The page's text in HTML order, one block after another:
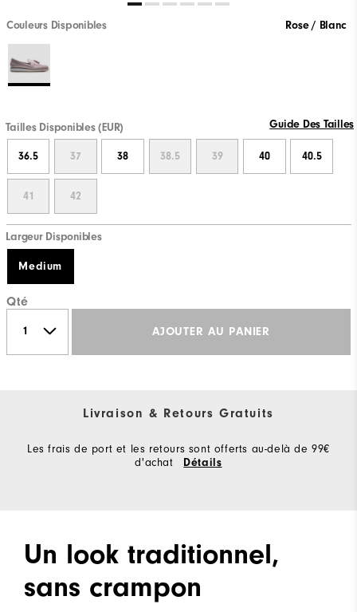
Couleurs Disponibles Rose / Blanc
Tailles Disponibles (EUR) Guide Des Tailles
36.5 37 38 38.5 39 40 40.5
41 42
Largeur Disponibles
Medium
Qté
AJOUTER AU PANIER
Livraison & Retours Gratuits
Les frais de port et les retours sont offerts au-delà de 99€
d'achat
Détails
Un look traditionnel,
sans crampon